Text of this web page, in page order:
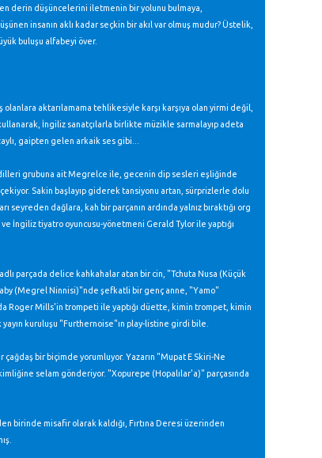
derin düşüncelerini iletmenin bir yolunu bulmaya,
insanın aklı kadar seçkin bir akıl var olmuş mudur? Üstelik,
buluşu alfabeyi över.
aktarılamama tehlikesiyle karşı karşıya olan yirmi değil,
İngiliz sanatçılarla birlikte müzikle sarmalayıp adeta
gaipten gelen arkaik ses gibi...
grubuna ait Megrelce ile, gecenin dip sesleri eşliğinde
Sakin başlayıp giderek tansiyonu artan, sürprizlerle dolu
dağlara, kah bir parçanın ardında yalnız bıraktığı org
İngiliz tiyatro oyuncusu-yönetmeni Gerald Tylor ile yaptığı
parçada delice kahkahalar atan bir cin, "Tchuta Nusa (Küçük
(Megrel Ninnisi)"nde şefkatli bir genç anne, "Yamo"
Roger Mills'in trompeti ile yaptığı düette, kimin trompet, kimin
kuruluşu "Furthernoise"ın play-listine girdi bile.
bir biçimde yorumluyor. Yazarın "Mupat E Skiri-Ne
selam gönderiyor. "Xopurepe (Hopalılar'a)" parçasında
birinde misafir olarak kaldığı, Fırtına Deresi üzerinden